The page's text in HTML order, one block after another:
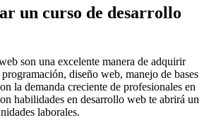
un curso de desarrollo
son una excelente manera de adquirir
diseño web, manejo de bases
la demanda creciente de profesionales en
habilidades en desarrollo web te abrirá un
laborales.